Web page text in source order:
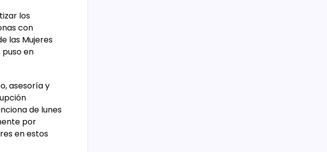
los
con
las Mujeres
en
asesoría y
de lunes
por
en estos